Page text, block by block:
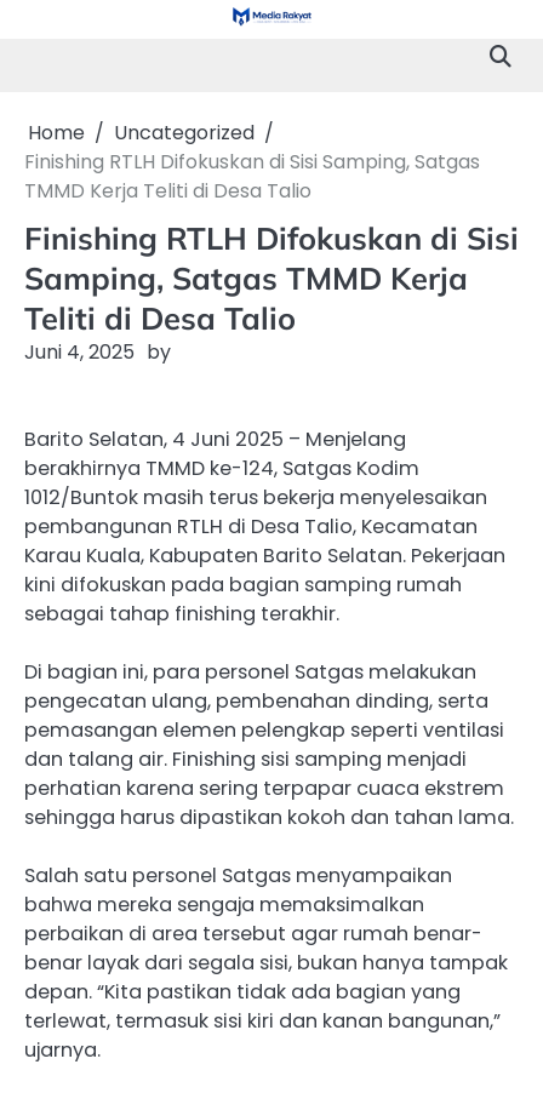
Home
Uncategorized
Finishing RTLH Difokuskan di Sisi Samping, Satgas
TMMD Kerja Teliti di Desa Talio
Finishing RTLH Difokuskan di Sisi
Samping, Satgas TMMD Kerja
Teliti di Desa Talio
Juni 4, 2025 by
Barito Selatan, 4 Juni 2025 – Menjelang
berakhirnya TMMD ke-124, Satgas Kodim
1012/Buntok masih terus bekerja menyelesaikan
pembangunan RTLH di Desa Talio, Kecamatan
Karau Kuala, Kabupaten Barito Selatan. Pekerjaan
kini difokuskan pada bagian samping rumah
sebagai tahap finishing terakhir.
Di bagian ini, para personel Satgas melakukan
pengecatan ulang, pembenahan dinding, serta
pemasangan elemen pelengkap seperti ventilasi
dan talang air. Finishing sisi samping menjadi
perhatian karena sering terpapar cuaca ekstrem
sehingga harus dipastikan kokoh dan tahan lama.
Salah satu personel Satgas menyampaikan
bahwa mereka sengaja memaksimalkan
perbaikan di area tersebut agar rumah benar-
benar layak dari segala sisi, bukan hanya tampak
depan. “Kita pastikan tidak ada bagian yang
terlewat, termasuk sisi kiri dan kanan bangunan,”
ujarnya.